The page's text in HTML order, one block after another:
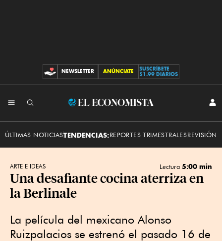
CONTRIBUCIONES
NEWSLETTER ANÚNCIATE
SUSCRÍBETE
$1.99 DIARIOS
El
ÚLTIMAS NOTICIASTENDENCIAS:REPORTES TRIMESTRALESREVISIÓN
ARTE E IDEAS Lectura 5:00 min
Una desafiante cocina aterriza en
la Berlinale
La película del mexicano Alonso
Ruizpalacios se estrenó el pasado 16 de